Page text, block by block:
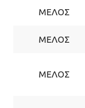
ΜΕΛΟΣ
ΜΕΛΟΣ
ΜΕΛΟΣ